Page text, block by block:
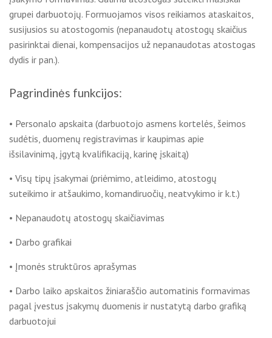
grupei darbuotojų. Formuojamos visos reikiamos ataskaitos,
susijusios su atostogomis (nepanaudotų atostogų skaičius
pasirinktai dienai, kompensacijos už nepanaudotas atostogas
dydis ir pan.).
Pagrindinės funkcijos:
• Personalo apskaita (darbuotojo asmens kortelės, šeimos
sudėtis, duomenų registravimas ir kaupimas apie
išsilavinimą, įgytą kvalifikaciją, karinę įskaitą)
• Visų tipų įsakymai (priėmimo, atleidimo, atostogų
suteikimo ir atšaukimo, komandiruočių, neatvykimo ir k.t.)
• Nepanaudotų atostogų skaičiavimas
• Darbo grafikai
• Įmonės struktūros aprašymas
• Darbo laiko apskaitos žiniaraščio automatinis formavimas
pagal įvestus įsakymų duomenis ir nustatytą darbo grafiką
darbuotojui